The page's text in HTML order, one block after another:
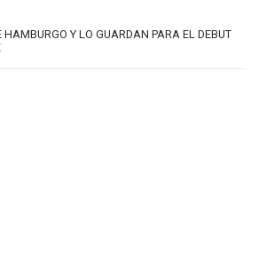
Y LO GUARDAN PARA EL DEBUT